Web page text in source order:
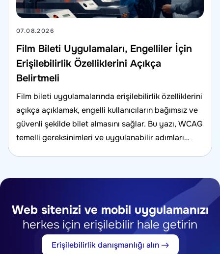
07.08.2026
Film Bileti Uygulamaları, Engelliler İçin
Erişilebilirlik Özelliklerini Açıkça
Belirtmeli
Film bileti uygulamalarında erişilebilirlik özelliklerini
açıkça açıklamak, engelli kullanıcıların bağımsız ve
güvenli şekilde bilet almasını sağlar. Bu yazı, WCAG
temelli gereksinimleri ve uygulanabilir adımları
Web sitenizi ve mobil uygulamanızı
herkes için erişilebilir hale getirin
Erişilebilirlik danışmanlığı alın